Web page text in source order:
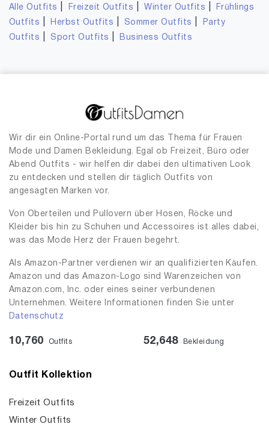
Alle Outfits Freizeit Outfits |Winter Outfits
Frühlings
Outfits
Herbst Outfits Sommer Outfits
Party
Outfits
Sport Outfits Business Outfits
Wir dir ein Online-Portal rund um das Thema für Frauen
Mode und Damen Bekleidung. Egal ob Freizeit, Büro oder
Abend Outfits - wir helfen dir dabei den ultimativen Look
zu entdecken und stellen dir täglich Outfits von
angesagten Marken vor.
Von Oberteilen und Pullovern über Hosen, Röcke und
Kleider bis hin zu Schuhen und Accessoires ist alles dabei,
was das Mode Herz der Frauen begehrt.
Als Amazon-Partner verdienen wir an qualifizierten Käufen.
Amazon und das Amazon-Logo sind Warenzeichen von
Amazon.com, Inc. oder eines seiner verbundenen
Unternehmen. Weitere Informationen finden Sie unter
Datenschutz
10,760 Outfits 52,648 Bekleidung
Outfit Kollektion
Freizeit Outfits
Winter Outfits